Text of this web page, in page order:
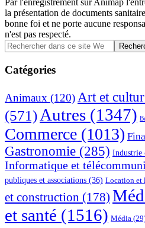
Par l'enregistrement sur Animap
la présentation de documents
bonne foi et ne porte aucune
n'est pas respecté.
Barre
latérale
principale
Rechercher
dans
ce
site
Catégories
Animaux (120) Art et
(571) Autres (1347)
Commerce (1013)
Gastronomie (285) Industrie
Informatique et
publiques et associations (36) Location et
et construction (178)
et santé (1516) Média